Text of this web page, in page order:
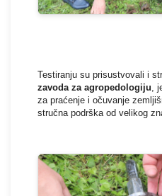
Testiranju su prisustvovali i
zavoda za agropedologiju,
za praćenje i očuvanje
stručna podrška od velikog